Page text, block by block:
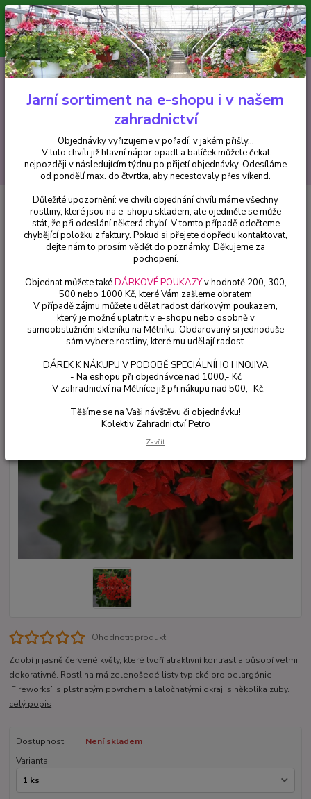
Minimální hodnota pro odeslání z e-shopu je 300 Kč.
V tuto chvíli již hlavní nápor objednávek opadl a balíček můžete čekat
nejpozději v následujícím týdnu po přijetí objednávky. Objednávky
vyřizujeme v pořadí, v jakém přišly...
CZK
Hledat
+420 602 223 614 0ks
za0 Kč
Pelargonie Pelargónie Fireworks Scarlet - 1 ks
Pelargónie Fireworks Scarlet - 1
Ohodnotit produkt
Zdobí ji jasně červené květy, které tvoří atraktivní kontrast a působí velmi
dekorativně. Rostlina má zelenošedé listy typické pro pelargónie
‘Fireworks’, s plstnatým povrchem a laločnatými okraji s několika zuby.
celý popis
Dostupnost
Není skladem
Varianta
Jarní sortiment na e-shopu i v našem
zahradnictví
Objednávky vyřizujeme v pořadí, v jakém přišly...
V tuto chvíli již hlavní nápor opadl a balíček můžete čekat
nejpozději v následujícím týdnu po přijetí objednávky. Odesíláme
od pondělí max. do čtvrtka, aby necestovaly přes víkend.
Důležité upozornění: ve chvíli objednání chvíli máme všechny
rostliny, které jsou na e-shopu skladem, ale ojediněle se může
stát, že při odeslání některá chybí. V tomto případě odečteme
chybějící položku z faktury. Pokud si přejete dopředu kontaktovat,
dejte nám to prosím vědět do poznámky. Děkujeme za
pochopení.
Objednat můžete takéDÁRKOVÉ POUKAZYv hodnotě 200, 300,
500 nebo 1000 Kč, které Vám zašleme obratem
V případě zájmu můžete udělat radost dárkovým poukazem,
který je možné uplatnit v e-shopu nebo osobně v
samoobslužném skleníku na Mělníku. Obdarovaný si jednoduše
sám vybere rostliny, které mu udělají radost.
DÁREK K NÁKUPU V PODOBĚ SPECIÁLNÍHO HNOJIVA
- Na eshopu při objednávce nad 1000,- Kč
- V zahradnictví na Mělníce již při nákupu nad 500,- Kč.
Těšíme se na Vaši návštěvu či objednávku!
Kolektiv Zahradnictví Petro
Zavřít